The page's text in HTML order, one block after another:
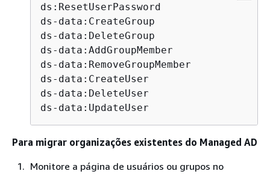
ds:ResetUserPassword
ds-data:CreateGroup
ds-data:DeleteGroup
ds-data:AddGroupMember
ds-data:RemoveGroupMember
ds-data:CreateUser
ds-data:DeleteUser
ds-data:UpdateUser
Para migrar organizações existentes do Managed AD
Monitore a página de usuários ou grupos no